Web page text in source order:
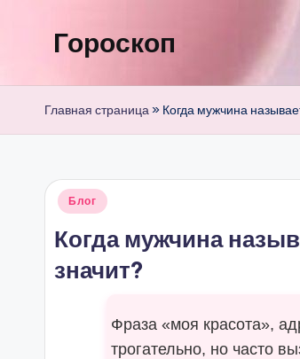
Гороскоп
Главная страница» Когда мужчина
Опубликовано
Блог
Когда мужчина
значит?
Фраза «моя красота»,
трогательно, но часто